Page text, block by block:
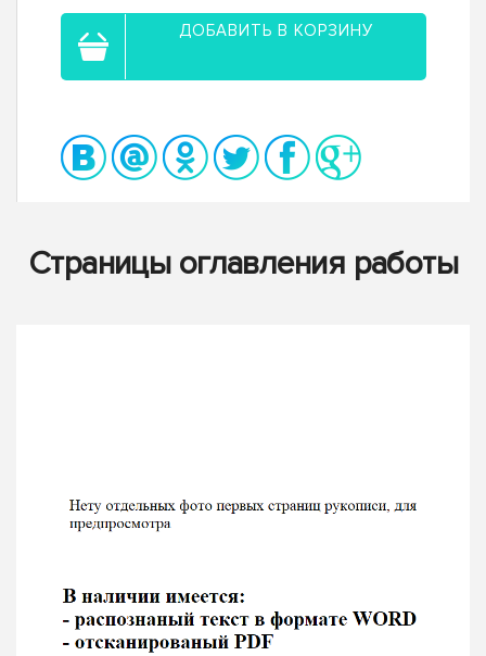
ДОБАВИТЬ В КОРЗИНУ
Страницы оглавления работы